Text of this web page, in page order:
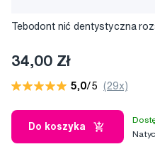
Tebodont nić dentystyczna
34,00 Zł
5,0/5 (29x)
Do koszyka